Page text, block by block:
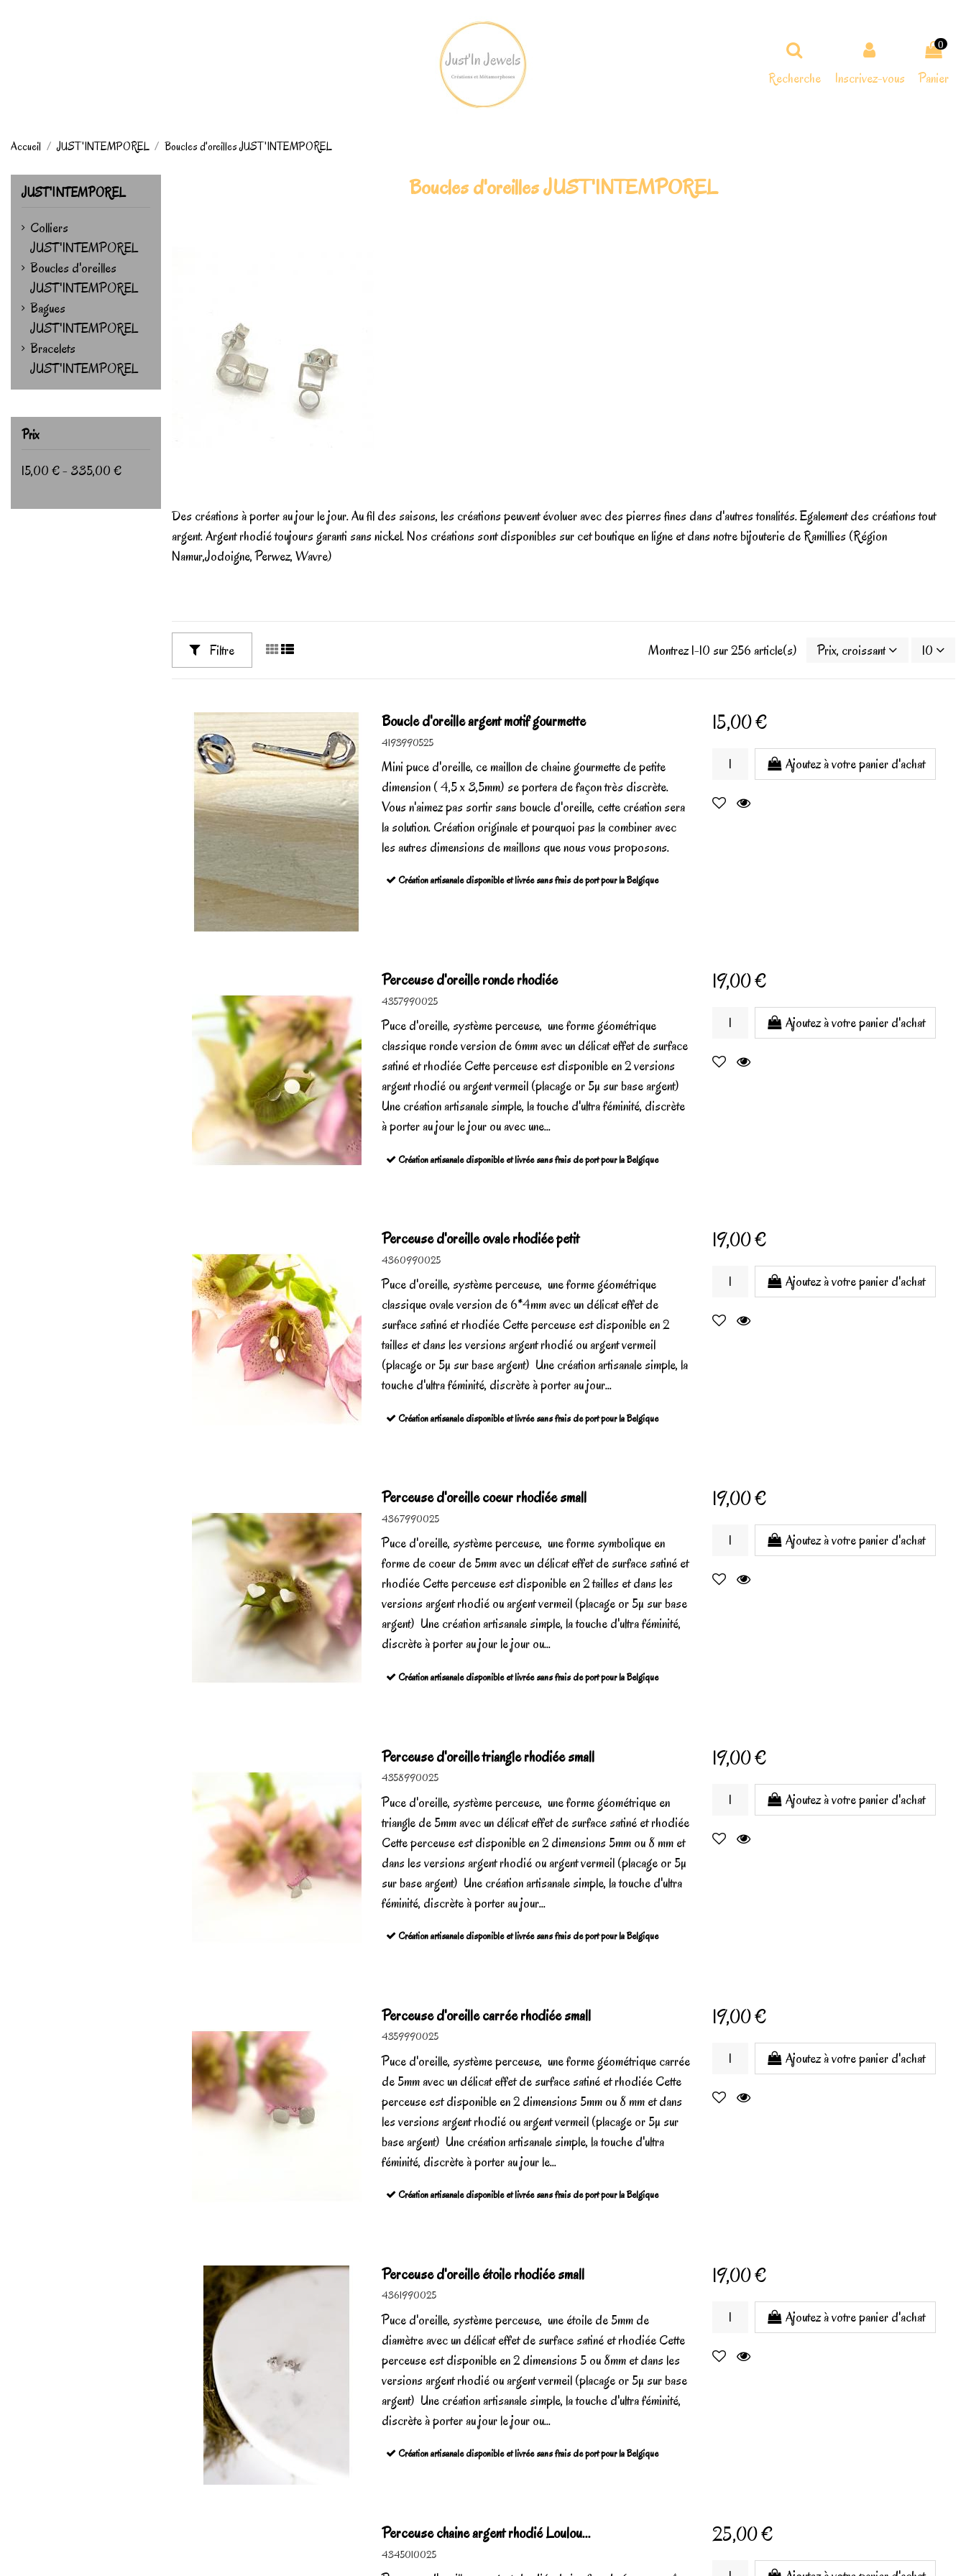
Recherche Inscrivez-vous
0
Panier
Accueil JUST'INTEMPOREL Boucles d'oreilles JUST'INTEMPOREL
Boucles d'oreilles JUST'INTEMPOREL
Des créations à porter au jour le jour. Au fil des saisons, les créations peuvent évoluer avec des pierres fines dans d'autres tonalités. Egalement des créations tout
argent. Argent rhodié toujours garanti sans nickel. Nos créations sont disponibles sur cet boutique en ligne et dans notre bijouterie de Ramillies (Région
Namur,Jodoigne, Perwez, Wavre)
Filtre Montrez 1-10 sur 256 article(s) Prix, croissant 10
Boucle d'oreille argent motif gourmette
4193990525
Mini puce d'oreille, ce maillon de chaine gourmette de petite
dimension ( 4,5 x 3,5mm) se portera de façon très discrète.
Vous n'aimez pas sortir sans boucle d'oreille, cette création sera
la solution. Création originale et pourquoi pas la combiner avec
les autres dimensions de maillons que nous vous proposons.
Création artisanale disponible et livrée sans frais de port pour la Belgique
15,00 €
Ajoutez à votre panier d'achat
Perceuse d'oreille ronde rhodiée
4357990025
Puce d'oreille, système perceuse, une forme géométrique
classique ronde version de 6mm avec un délicat effet de surface
satiné et rhodiée Cette perceuse est disponible en 2 versions
argent rhodié ou argent vermeil (placage or 5µ sur base argent)
Une création artisanale simple, la touche d'ultra féminité, discrète
à porter au jour le jour ou avec une...
Création artisanale disponible et livrée sans frais de port pour la Belgique
19,00 €
Ajoutez à votre panier d'achat
Perceuse d'oreille ovale rhodiée petit
4360990025
Puce d'oreille, système perceuse, une forme géométrique
classique ovale version de 6*4mm avec un délicat effet de
surface satiné et rhodiée Cette perceuse est disponible en 2
tailles et dans les versions argent rhodié ou argent vermeil
(placage or 5µ sur base argent) Une création artisanale simple, la
touche d'ultra féminité, discrète à porter au jour...
Création artisanale disponible et livrée sans frais de port pour la Belgique
19,00 €
Ajoutez à votre panier d'achat
Perceuse d'oreille coeur rhodiée small
4367990025
Puce d'oreille, système perceuse, une forme symbolique en
forme de coeur de 5mm avec un délicat effet de surface satiné et
rhodiée Cette perceuse est disponible en 2 tailles et dans les
versions argent rhodié ou argent vermeil (placage or 5µ sur base
argent) Une création artisanale simple, la touche d'ultra féminité,
discrète à porter au jour le jour ou...
Création artisanale disponible et livrée sans frais de port pour la Belgique
19,00 €
Ajoutez à votre panier d'achat
Perceuse d'oreille triangle rhodiée small
4358990025
Puce d'oreille, système perceuse, une forme géométrique en
triangle de 5mm avec un délicat effet de surface satiné et rhodiée
Cette perceuse est disponible en 2 dimensions 5mm ou 8 mm et
dans les versions argent rhodié ou argent vermeil (placage or 5µ
sur base argent) Une création artisanale simple, la touche d'ultra
féminité, discrète à porter au jour...
Création artisanale disponible et livrée sans frais de port pour la Belgique
19,00 €
Ajoutez à votre panier d'achat
Perceuse d'oreille carrée rhodiée small
4359990025
Puce d'oreille, système perceuse, une forme géométrique carrée
de 5mm avec un délicat effet de surface satiné et rhodiée Cette
perceuse est disponible en 2 dimensions 5mm ou 8 mm et dans
les versions argent rhodié ou argent vermeil (placage or 5µ sur
base argent) Une création artisanale simple, la touche d'ultra
féminité, discrète à porter au jour le...
Création artisanale disponible et livrée sans frais de port pour la Belgique
19,00 €
Ajoutez à votre panier d'achat
Perceuse d'oreille étoile rhodiée small
4361990025
Puce d'oreille, système perceuse, une étoile de 5mm de
diamètre avec un délicat effet de surface satiné et rhodiée Cette
perceuse est disponible en 2 dimensions 5 ou 8mm et dans les
versions argent rhodié ou argent vermeil (placage or 5µ sur base
argent) Une création artisanale simple, la touche d'ultra féminité,
discrète à porter au jour le jour ou...
Création artisanale disponible et livrée sans frais de port pour la Belgique
19,00 €
Ajoutez à votre panier d'achat
Perceuse chaine argent rhodié Loulou...
4345010025
25,00 €
JUST'INTEMPOREL
Colliers
JUST'INTEMPOREL
Boucles d'oreilles
JUST'INTEMPOREL
Bagues
JUST'INTEMPOREL
Bracelets
JUST'INTEMPOREL
Prix
15,00 € - 335,00 €